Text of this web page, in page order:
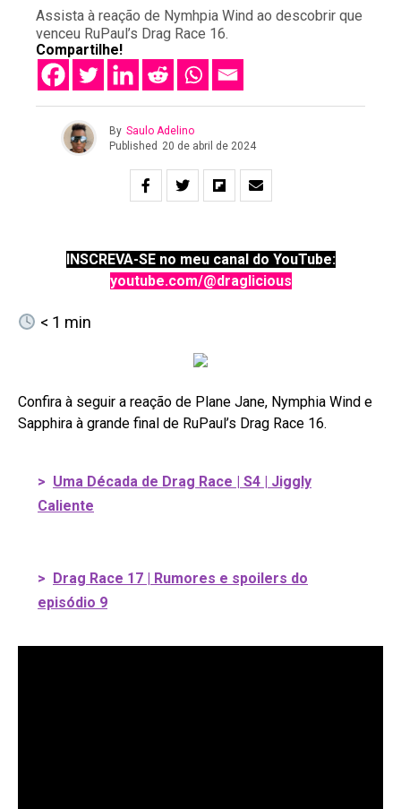
Assista à reação de Nymhpia Wind ao descobrir que
venceu RuPaul’s Drag Race 16.
Compartilhe!
By Saulo Adelino
Published 20 de abril de 2024
INSCREVA-SE no meu canal do YouTube:
youtube.com/@draglicious
< 1 min
Confira à seguir a reação de Plane Jane, Nymphia Wind e
Sapphira à grande final de RuPaul’s Drag Race 16.
> Uma Década de Drag Race | S4 | Jiggly
Caliente
> Drag Race 17 | Rumores e spoilers do
episódio 9